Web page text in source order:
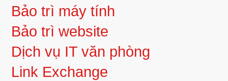
Bảo trì máy tính
Bảo trì website
Dịch vụ IT văn phòng
Link Exchange